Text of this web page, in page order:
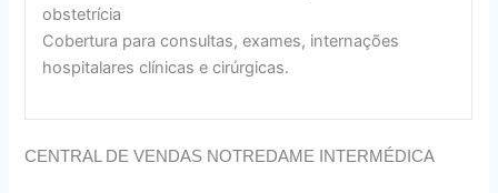
obstetrícia
Cobertura para consultas, exames, internações
hospitalares clínicas e cirúrgicas.
CENTRAL DE VENDAS NOTREDAME INTERMÉDICA